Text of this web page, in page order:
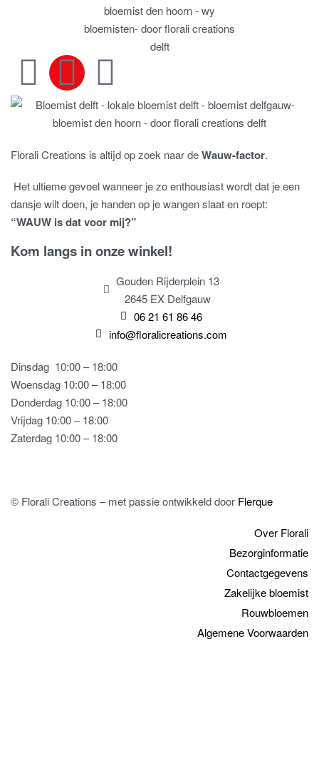
Florali Creations is altijd op zoek naar deWauw-factor.
Het ultieme gevoel wanneer je zo enthousiast wordt dat je een
dansje wilt doen, je handen op je wangen slaat en roept:
“WAUW is dat voor mij?”
Kom langs in onze winkel!
Gouden Rijderplein 13
2645 EX Delfgauw
06 21 61 86 46
info@floralicreations.com
Dinsdag 10:00 – 18:00
Woensdag 10:00 – 18:00
Donderdag 10:00 – 18:00
Vrijdag 10:00 – 18:00
Zaterdag 10:00 – 18:00
© Florali Creations – met passie ontwikkeld door Flerque
Over Florali
Bezorginformatie
Contactgegevens
Zakelijke bloemist
Rouwbloemen
Algemene Voorwaarden